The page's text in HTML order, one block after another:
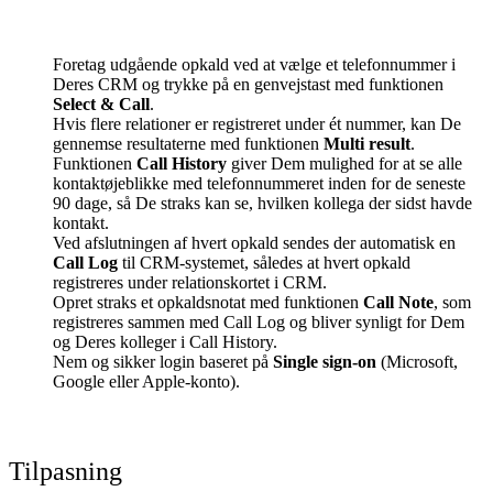
Foretag udgående opkald ved at vælge et telefonnummer i
Deres CRM og trykke på en genvejstast med funktionen
Select & Call.
Hvis flere relationer er registreret under ét nummer, kan De
gennemse resultaterne med funktionen Multi result.
Funktionen Call History giver Dem mulighed for at se alle
kontaktøjeblikke med telefonnummeret inden for de seneste
90 dage, så De straks kan se, hvilken kollega der sidst havde
kontakt.
Ved afslutningen af hvert opkald sendes der automatisk en
Call Log til CRM‑systemet, således at hvert opkald
registreres under relationskortet i CRM.
Opret straks et opkaldsnotat med funktionen Call Note, som
registreres sammen med Call Log og bliver synligt for Dem
og Deres kolleger i Call History.
Nem og sikker login baseret på Single sign‑on (Microsoft,
Google eller Apple‑konto).
Tilpasning